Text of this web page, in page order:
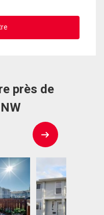
près de